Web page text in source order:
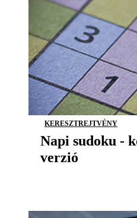
KERESZTREJTVÉNY
Napi sudoku -
verzió